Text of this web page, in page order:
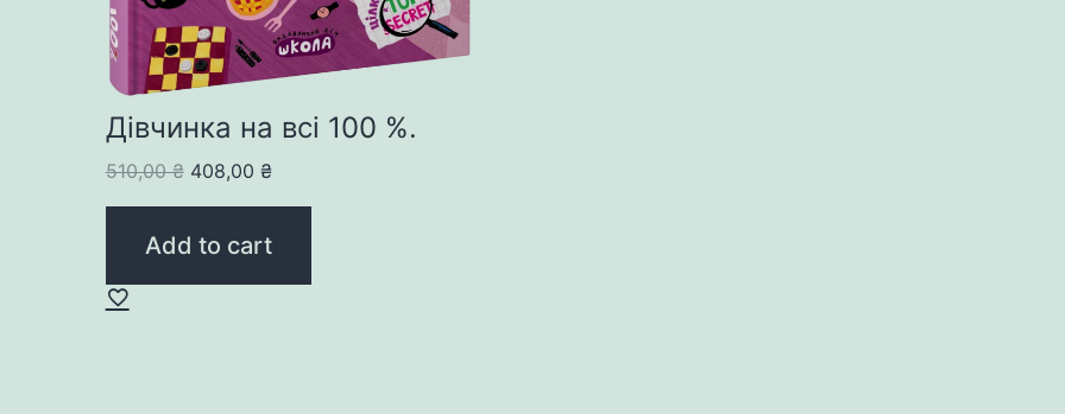
Дівчинка на всі 100 %.
510,00₴ Original
price
was:
408,00 ₴Current
price
Add to cart